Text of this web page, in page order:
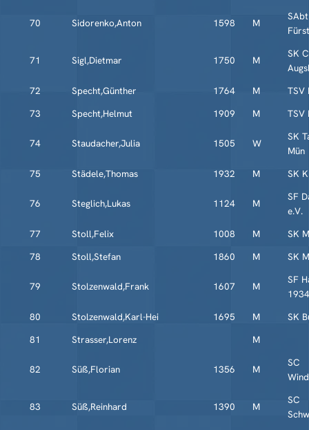
70 Sidorenko,Anton 1598 M
71 Sigl,Dietmar 1750 M
SK
72
Specht,Günther 1764 M
TSV
73
Specht,Helmut 1909 M TSV
74 Staudacher,Julia 1505 W
SK
Mün
75
Städele,Thomas 1932 M SK
76 Steglich,Lukas 1124 M
SF
e.V.
77
Stoll,Felix 1008 M
SK
78
Stoll,Stefan 1860 M SK
79 Stolzenwald,Frank 1607 M
SF
1934
80
Stolzenwald,Karl-Hei 1695 M
SK
81
Strasser,Lorenz M
82 Süß,Florian 1356 M
SC
83 Süß,Reinhard 1390 M
SC